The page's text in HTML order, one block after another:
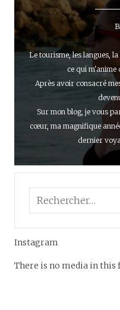
Le tourisme, les langues,
ce qui m'anime
Après avoir consacré
Sur mon blog, je vous
cœur, ma magnifique
dernier
Instagram
There is no media in this